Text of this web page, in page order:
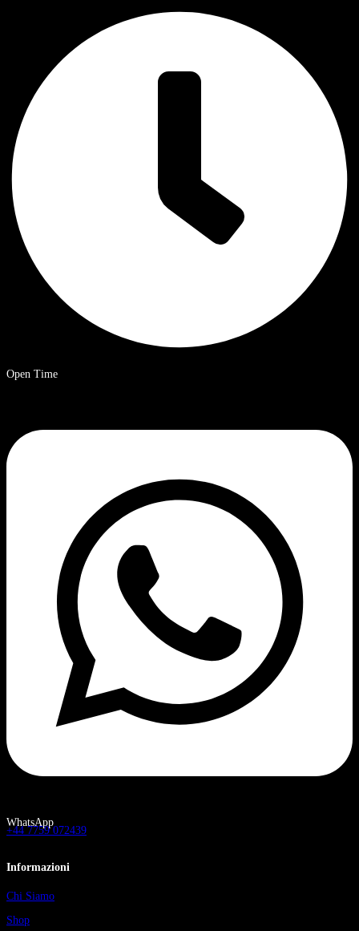
Open Time
9 a.m. – 8 p.m. Ora solare cinese.
WhatsApp
+44 7759 072439
Informazioni
Chi Siamo
Shop